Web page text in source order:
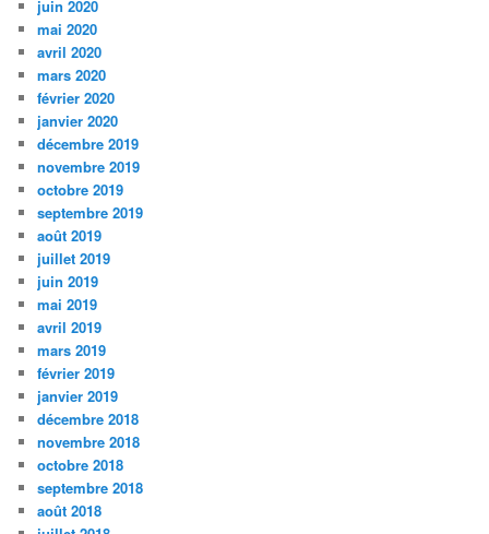
juin 2020
mai 2020
avril 2020
mars 2020
février 2020
janvier 2020
décembre 2019
novembre 2019
octobre 2019
septembre 2019
août 2019
juillet 2019
juin 2019
mai 2019
avril 2019
mars 2019
février 2019
janvier 2019
décembre 2018
novembre 2018
octobre 2018
septembre 2018
août 2018